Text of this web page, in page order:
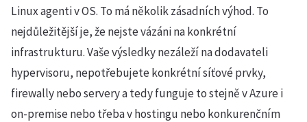
Linux agenti v OS. To má několik zásadních výhod. To
nejdůležitější je, že nejste vázáni na konkrétní
infrastrukturu. Vaše výsledky nezáleží na dodavateli
hypervisoru, nepotřebujete konkrétní síťové prvky,
firewally nebo servery a tedy funguje to stejně v Azure i
on-premise nebo třeba v hostingu nebo konkurenčním